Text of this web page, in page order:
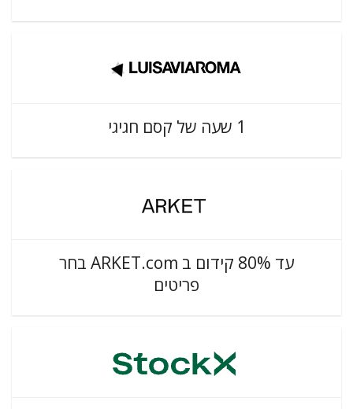
1 שעה של קסם חגיגי
עד 80% קידום ב ARKET.com בחר
פריטים